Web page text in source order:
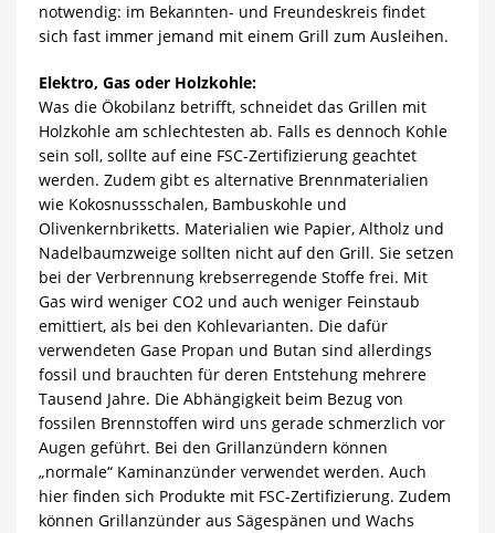
notwendig: im Bekannten- und Freundeskreis findet
sich fast immer jemand mit einem Grill zum Ausleihen.
Elektro, Gas oder Holzkohle:
Was die Ökobilanz betrifft, schneidet das Grillen mit
Holzkohle am schlechtesten ab. Falls es dennoch Kohle
sein soll, sollte auf eine FSC-Zertifizierung geachtet
werden. Zudem gibt es alternative Brennmaterialien
wie Kokosnussschalen, Bambuskohle und
Olivenkernbriketts. Materialien wie Papier, Altholz und
Nadelbaumzweige sollten nicht auf den Grill. Sie setzen
bei der Verbrennung krebserregende Stoffe frei. Mit
Gas wird weniger CO2 und auch weniger Feinstaub
emittiert, als bei den Kohlevarianten. Die dafür
verwendeten Gase Propan und Butan sind allerdings
fossil und brauchten für deren Entstehung mehrere
Tausend Jahre. Die Abhängigkeit beim Bezug von
fossilen Brennstoffen wird uns gerade schmerzlich vor
Augen geführt. Bei den Grillanzündern können
„normale“ Kaminanzünder verwendet werden. Auch
hier finden sich Produkte mit FSC-Zertifizierung. Zudem
können Grillanzünder aus Sägespänen und Wachs